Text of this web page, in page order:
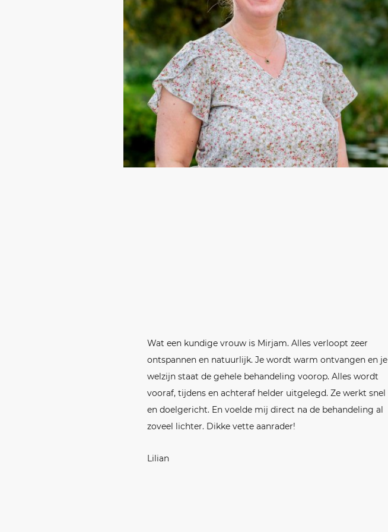
Wat een kundige vrouw is Mirjam. Alles verloopt zeer
ontspannen en natuurlijk. Je wordt warm ontvangen en je
welzijn staat de gehele behandeling voorop. Alles wordt
vooraf, tijdens en achteraf helder uitgelegd. Ze werkt snel
en doelgericht. En voelde mij direct na de behandeling al
zoveel lichter. Dikke vette aanrader!
Lilian